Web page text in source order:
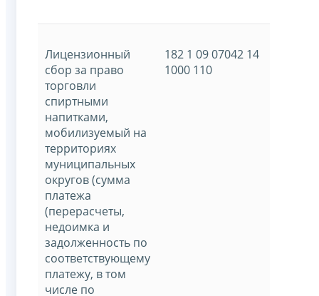
Лицензионный
сбор за право
торговли
спиртными
напитками,
мобилизуемый на
территориях
муниципальных
округов (сумма
платежа
(перерасчеты,
недоимка и
задолженность по
соответствующему
платежу, в том
числе по
182 1 09 07042 14
1000 110